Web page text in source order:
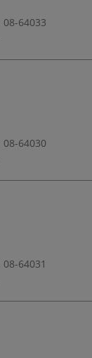
08-64033
08-64030
08-64031